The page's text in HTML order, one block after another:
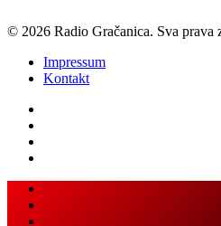
© 2026 Radio Gračanica. Sva prava
Impressum
Kontakt
Facebook
Twitter
LinkedIn
WhatsApp
Viber
Back
Close